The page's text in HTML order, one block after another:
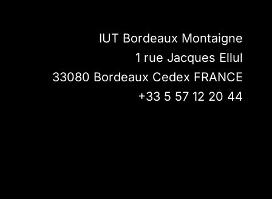
IUT Bordeaux Montaigne
1 rue Jacques Ellul
33080 Bordeaux Cedex FRANCE
+33 5 57 12 20 44